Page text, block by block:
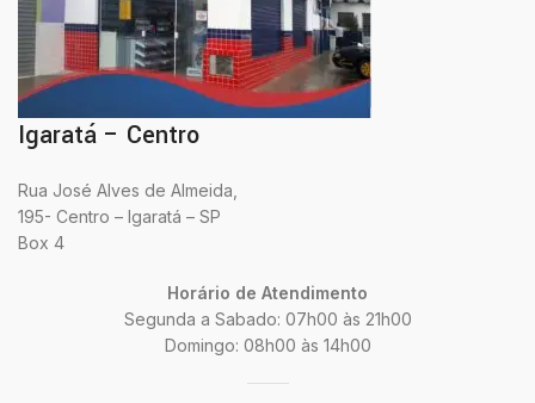
Igaratá – Centro
Rua José Alves de Almeida,
195- Centro – Igaratá – SP
Box 4
Horário de Atendimento
Segunda a Sabado: 07h00 às 21h00
Domingo: 08h00 às 14h00